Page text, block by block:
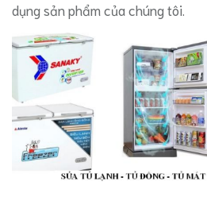
dụng sản phẩm của chúng tôi.